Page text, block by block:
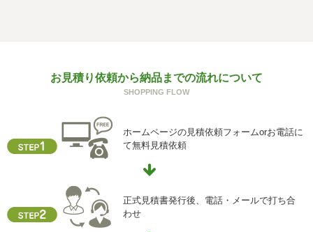
ご本人からの求めにより、当社が保有する保有個人データ
に関する開示、利用目的の通知、内容の訂正・追加または
供記録の開示(以下、開示等という)に応じます。
開示等に応ずる窓口は、下記「当社の個人情報の取扱いに
関する苦情、相談等の問合せ先」を参照してください。
クッキーやウェブビーコン等を用いるなどして、本人が容
易に認識できない方法による個人情報の取得を行っており
ません。
お見積り依頼から納品までの流れについて
SHOPPING FLOW
ホームページの見積依頼フォームorお電話に
て無料見積依頼
正式見積書発行後、電話・メールで打ち合
わせ